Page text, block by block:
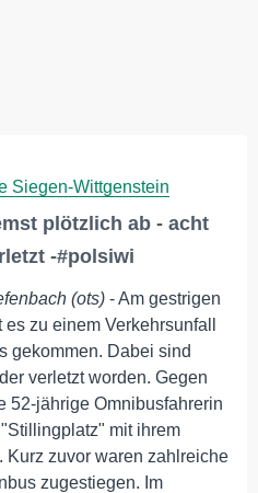
Siegen-Wittgenstein
plötzlich ab - acht
-#polsiwi
(ots) - Am gestrigen
zu einem Verkehrsunfall
gekommen. Dabei sind
verletzt worden. Gegen
52-jährige Omnibusfahrerin
mit ihrem
Kurz zuvor waren zahlreiche
zugestiegen. Im